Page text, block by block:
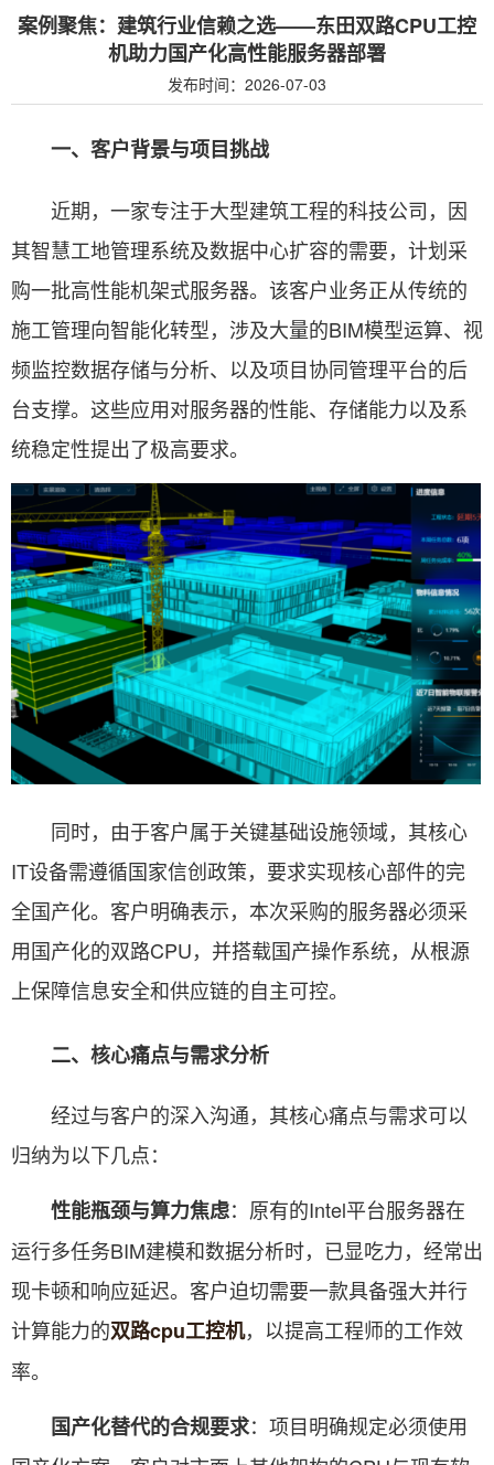
案例聚焦：建筑行业信赖之选——东田双路CPU工控
机助力国产化高性能服务器部署
发布时间：2026-07-03
一、客户背景与项目挑战
近期，一家专注于大型建筑工程的科技公司，因
其智慧工地管理系统及数据中心扩容的需要，计划采
购一批高性能机架式服务器。该客户业务正从传统的
施工管理向智能化转型，涉及大量的BIM模型运算、视
频监控数据存储与分析、以及项目协同管理平台的后
台支撑。这些应用对服务器的性能、存储能力以及系
统稳定性提出了极高要求。
同时，由于客户属于关键基础设施领域，其核心
IT设备需遵循国家信创政策，要求实现核心部件的完
全国产化。客户明确表示，本次采购的服务器必须采
用国产化的双路CPU，并搭载国产操作系统，从根源
上保障信息安全和供应链的自主可控。
二、核心痛点与需求分析
经过与客户的深入沟通，其核心痛点与需求可以
归纳为以下几点：
性能瓶颈与算力焦虑：原有的Intel平台服务器在
运行多任务BIM建模和数据分析时，已显吃力，经常出
现卡顿和响应延迟。客户迫切需要一款具备强大并行
计算能力的双路cpu工控机，以提高工程师的工作效
率。
国产化替代的合规要求：项目明确规定必须使用